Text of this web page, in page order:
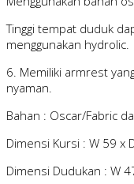
Tinggi tempat duduk
menggunakan hydrolic.
6. Memiliki armrest
nyaman.
Bahan : Oscar/Fabric
Dimensi Kursi : W 59 x
Dimensi Dudukan : W